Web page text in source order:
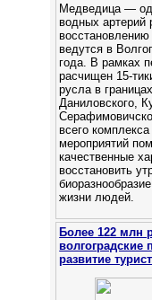
Медведица —
водных артерий
восстановлению
ведутся в
года. В рамках
расчищен 15-
русла в
Даниловского,
всего
мероприятий
качественные
восстановить
жизни людей.
Более 122 млн
волгоградские
развитие